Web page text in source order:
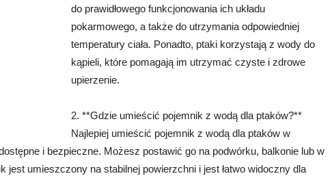
do prawidłowego funkcjonowania ich układu
pokarmowego, a także do utrzymania odpowiedniej
temperatury ciała. Ponadto, ptaki korzystają z wody do
kąpieli, które pomagają im utrzymać czyste i zdrowe
upierzenie.
2. **Gdzie umieścić pojemnik z wodą dla ptaków?**
Najlepiej umieścić pojemnik z wodą dla ptaków w
i bezpieczne. Możesz postawić go na podwórku, balkonie lub w
jest umieszczony na stabilnej powierzchni i jest łatwo widoczny dla